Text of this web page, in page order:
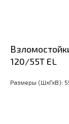
120/55T EL
Размеры (ШхГхВ):